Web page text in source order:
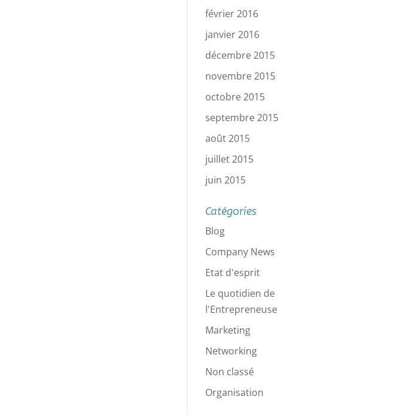
février 2016
janvier 2016
décembre 2015
novembre 2015
octobre 2015
septembre 2015
août 2015
juillet 2015
juin 2015
Catégories
Blog
Company News
Etat d'esprit
Le quotidien de
l'Entrepreneuse
Marketing
Networking
Non classé
Organisation